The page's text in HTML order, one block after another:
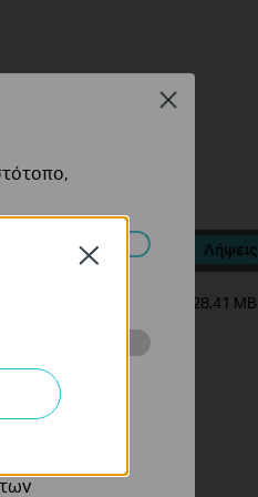
Λήψεις
28.41 MB
Close
να
σας στον
ιστότοπού
Close